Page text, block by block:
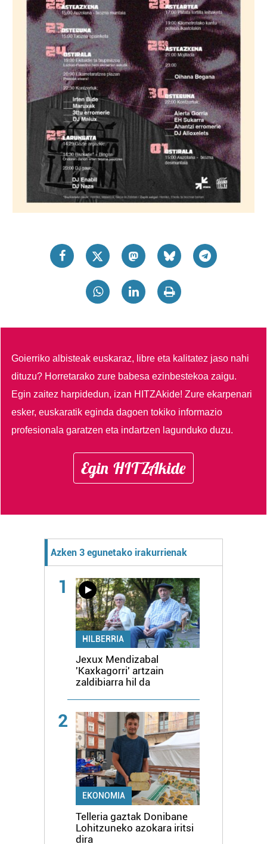
Goierriko albisteak euskaraz, libre eta kalitatez jaso nahi
dituzu? Horretarako zure babesa ezinbestekoa zaigu.
Egin zaitez harpidedun, izan HITZAkide!Zure ekarpenari
esker, euskaratik eginda dagoen tokiko informazio
profesionala garatzen eta indartzen lagunduko duzu.
Egin HITZAkide
Azken 3 egunetako irakurrienak
1
HILBERRIA
Jexux Mendizabal
'Kaxkagorri' artzain
zaldibiarra hil da
2
EKONOMIA
Telleria gaztak Donibane
Lohitzuneko azokara iritsi
dira